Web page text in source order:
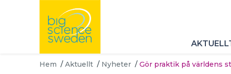
Hem / Aktuellt / Nyheter / Gör praktik på världens